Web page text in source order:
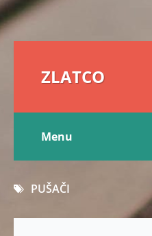
ZLATCO
Menu
PUŠAČI